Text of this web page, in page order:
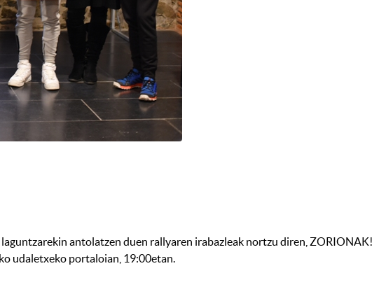
antolatzen duen rallyaren irabazleak nortzu diren, ZORIONAK!
udaletxeko portaloian, 19:00etan.